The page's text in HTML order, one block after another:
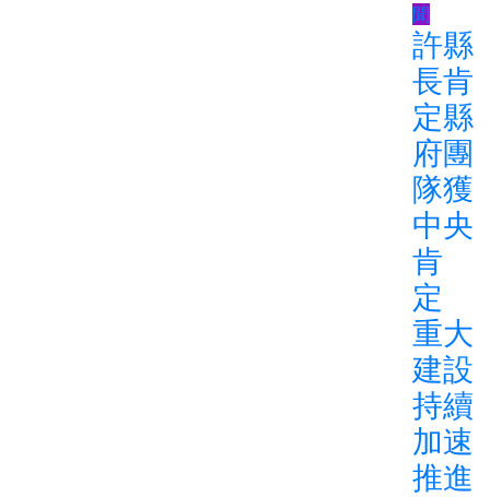
聞
許縣
長肯
定縣
府團
隊獲
中央
肯
定
重大
建設
持續
加速
推進